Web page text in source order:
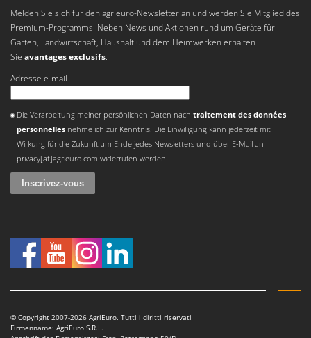
Sortierer für Oliven
Sprühgeräte für Pflanzenbehandlung
Stäubegeräte für Traktor
T
Teppichreiniger und Teppichbodenreiniger
Thermische und mechanische Unkrautbrenner
Tomatenpressen
Tragbare Powerstationen
Traktor-Heckenscheren mit Ausleger
Umfüllpumpen
Umkehrfräsen
V
Vertikutierer
Imperia
Infaco
Intec
Intex
Iseki
Italyco
ITM
J JOLLY ITALIA
K
Karcher
Kasco
Keter
Melden Sie sich für den agrieuro-Newsletter an und werden Sie Mitglied des
Premium-Programms. Neben News und Aktionen rund um Geräte für
Garten, Landwirtschaft, Haushalt und dem Heimwerken erhalten
Sie avantages exclusifs.
Adresse e-mail
Die Verarbeitung meiner persönlichen Daten nach traitement des données
personnellesnehme ich zur Kenntnis. Die Einwilligung kann jederzeit mit
Wirkung für die Zukunft am Ende jedes Newsletters und über E-Mail an
privacy[at]agrieuro.com widerrufen werden
© Copyright 2007-2026 AgriEuro. Tutti i diritti riservati
Firmenname: AgriEuro S.R.L.